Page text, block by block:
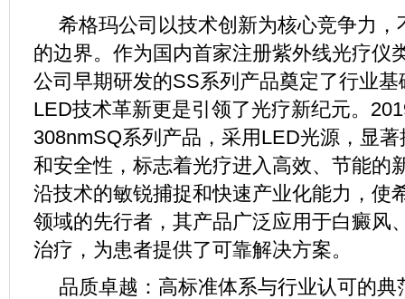
希格玛公司以技术创新为核心竞争力，
的边界。作为国内首家注册紫外线光疗仪
公司早期研发的SS系列产品奠定了行业
LED技术革新更是引领了光疗新纪元。
308nmSQ系列产品，采用LED光源，显
和安全性，标志着光疗进入高效、节能的
沿技术的敏锐捕捉和快速产业化能力，使
领域的先行者，其产品广泛应用于白癜风
治疗，为患者提供了可靠解决方案。
品质卓越：高标准体系与行业认可的典